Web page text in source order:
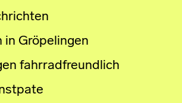
in Gröpelingen
fahrradfreundlich